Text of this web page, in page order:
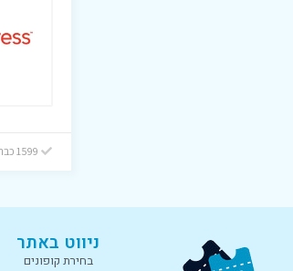
ניווט באתר
בחירת קופונים